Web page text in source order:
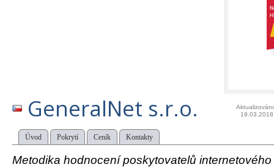
GeneralNet s.r.o.
19.03.2018
Úvod Pokrytí Ceník Kontakty
Metodika hodnocení poskytovatelů